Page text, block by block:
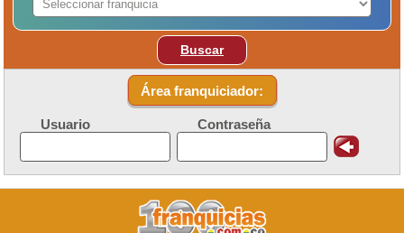
Buscar
Área franquiciador:
Usuario Contraseña